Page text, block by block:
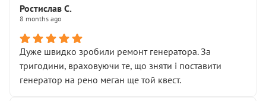
Хотілося б більше:
• належної уваги до авто
• прозорості в роботах і рахунках
• реальної діагностики, а не формального
“подивились і поїхав”
На жаль, складається враження, що сервіс працює не
звертатися до цього автосервісу.
Ростислав С.
8 months ago
Дуже швидко зробили ремонт генератора. За
тригодини, враховуючи те, що зняти і поставити
генератор на рено меган ще той квест.